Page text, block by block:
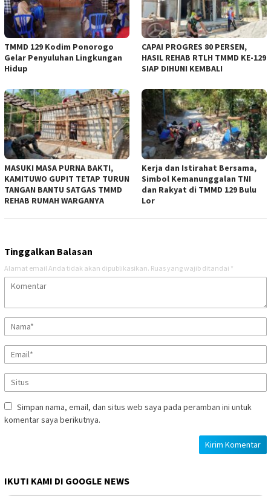
TMMD 129 Kodim Ponorogo
Gelar Penyuluhan Lingkungan
Hidup
CAPAI PROGRES 80 PERSEN,
HASIL REHAB RTLH TMMD KE-129
SIAP DIHUNI KEMBALI
MASUKI MASA PURNA BAKTI,
KAMITUWO GUPIT TETAP TURUN
TANGAN BANTU SATGAS TMMD
REHAB RUMAH WARGANYA
Kerja dan Istirahat Bersama,
Simbol Kemanunggalan TNI
dan Rakyat di TMMD 129 Bulu
Lor
Tinggalkan Balasan
Alamat email Anda tidak akan dipublikasikan. Ruas yang wajib ditandai *
Simpan nama, email, dan situs web saya pada peramban ini untuk
komentar saya berikutnya.
IKUTI KAMI DI GOOGLE NEWS